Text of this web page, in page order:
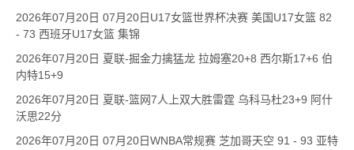
2026年07月20日 07月20日U17女篮世界杯决赛 美国U17女篮 82
- 73 西班牙U17女篮 集锦
2026年07月20日 夏联-掘金力擒猛龙 拉姆塞20+8 西尔斯17+6 伯
内特15+9
2026年07月20日 夏联-篮网7人上双大胜雷霆 乌科马杜23+9 阿什
沃思22分
2026年07月20日 07月20日WNBA常规赛 芝加哥天空 91 - 93 亚特